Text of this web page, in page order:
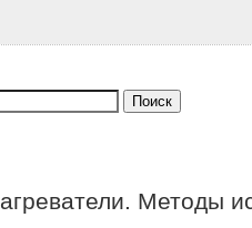
Методы